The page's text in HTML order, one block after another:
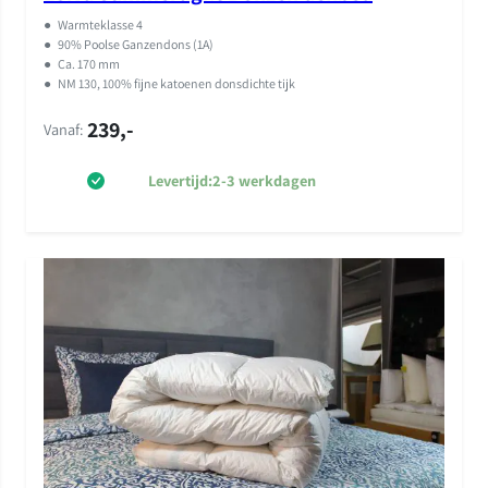
op 5
gebaseerd
opklant
n
● Warmteklasse 4
● 90% Poolse Ganzendons (1A)
● Ca. 170 mm
● NM 130, 100% fijne katoenen donsdichte tijk
Vanaf: 239,-
Levertijd:2-3 werkdagen